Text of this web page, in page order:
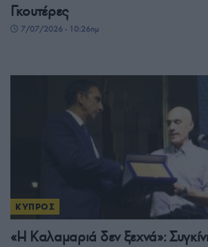
Γκουτέρες
7/07/2026 - 10:26πμ
ΚΥΠΡΟΣ
«Η Καλαμαριά δεν ξεχνά»: